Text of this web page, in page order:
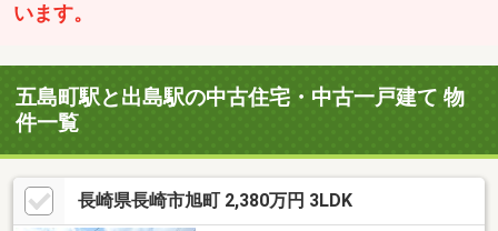
います。
五島町駅と出島駅の中古住宅・中古一戸建て 物
件一覧
長崎県長崎市旭町 2,380万円 3LDK